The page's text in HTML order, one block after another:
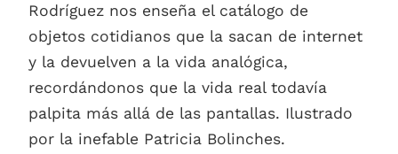
Rodríguez nos enseña el catálogo de
objetos cotidianos que la sacan de internet
y la devuelven a la vida analógica,
recordándonos que la vida real todavía
palpita más allá de las pantallas. Ilustrado
por la inefable Patricia Bolinches.